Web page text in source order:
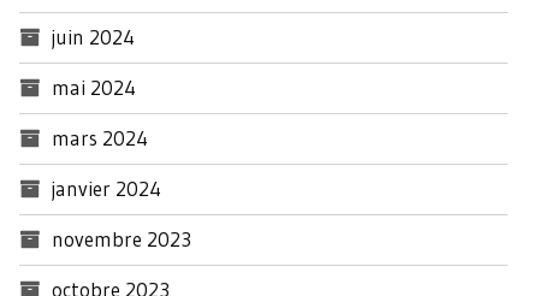
juin 2024
mai 2024
mars 2024
janvier 2024
novembre 2023
octobre 2023